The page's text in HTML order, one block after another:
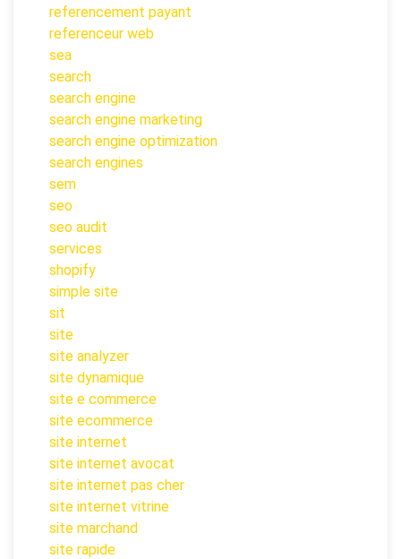
referencement payant
referenceur web
sea
search
search engine
search engine marketing
search engine optimization
search engines
sem
seo
seo audit
services
shopify
simple site
sit
site
site analyzer
site dynamique
site e commerce
site ecommerce
site internet
site internet avocat
site internet pas cher
site internet vitrine
site marchand
site rapide